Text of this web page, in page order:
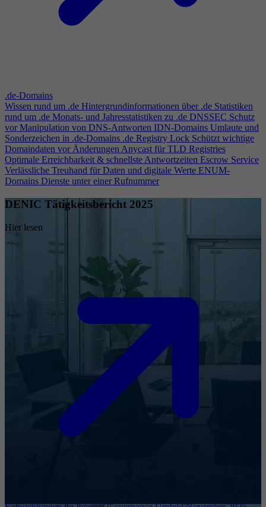
.de-Domains
Wissen rund um .de Hintergrundinformationen über .de Statistiken
rund um .de Monats- und Jahresstatistiken zu .de DNSSEC Schutz
vor Manipulation von DNS-Antworten IDN-Domains Umlaute und
Sonderzeichen in .de-Domains .de Registry Lock Schützt wichtige
Domaindaten vor ÄnderungenAnycast für TLD Registries
Optimale Erreichbarkeit & schnellste Antwortzeiten Escrow Service
Verlässliche Treuhand für Daten und digitale Werte ENUM-
Domains Dienste unter einer Rufnummer
DENIC Tätigkeitsbericht 2025
Hier lesen